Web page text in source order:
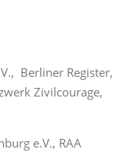
Berliner Register,
Zivilcourage,
e.V., RAA